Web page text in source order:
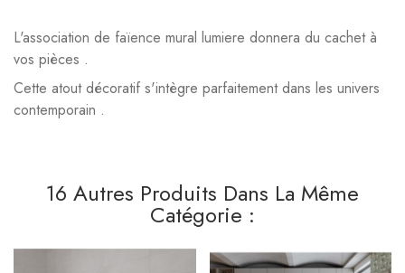
L'association de faïence mural lumiere donnera du cachet à
vos pièces .
Cette atout décoratif s'intègre parfaitement dans les univers
contemporain .
16 Autres Produits Dans La Même
Catégorie :